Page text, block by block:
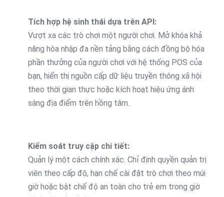
Tích hợp hệ sinh thái dựa trên API:
Vượt xa các trò chơi một người chơi. Mở khóa khả
năng hòa nhập đa nền tảng bằng cách đồng bộ hóa
phần thưởng của người chơi với hệ thống POS của
bạn, hiển thị nguồn cấp dữ liệu truyền thông xã hội
theo thời gian thực hoặc kích hoạt hiệu ứng ánh
sáng địa điểm trên hồng tâm.
Kiểm soát truy cập chi tiết:
Quản lý một cách chính xác. Chỉ định quyền quản trị
viên theo cấp độ, hạn chế cài đặt trò chơi theo múi
giờ hoặc bật chế độ an toàn cho trẻ em trong giờ